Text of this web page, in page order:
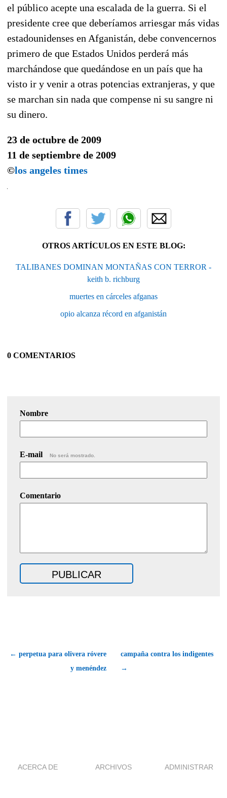
el público acepte una escalada de la guerra. Si el
presidente cree que deberíamos arriesgar más vidas
estadounidenses en Afganistán, debe convencernos
primero de que Estados Unidos perderá más
marchándose que quedándose en un país que ha
visto ir y venir a otras potencias extranjeras, y que
se marchan sin nada que compense ni su sangre ni
su dinero.
23 de octubre de 2009
11 de septiembre de 2009
©los angeles times
OTROS ARTÍCULOS EN ESTE BLOG:
TALIBANES DOMINAN MONTAÑAS CON TERROR -
keith b. richburg
muertes en cárceles afganas
opio alcanza récord en afganistán
0 COMENTARIOS
Nombre
E-mail No será mostrado.
Comentario
← perpetua para olivera róvere
y menéndez
campaña contra los indigentes
→
ACERCA DE ARCHIVOS ADMINISTRAR